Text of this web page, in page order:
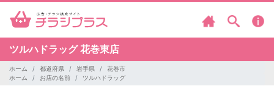
ツルハドラッグ花巻東店
ホーム 都道府県 岩手県
花巻市
ホーム
お店の名前 ツルハドラッグ